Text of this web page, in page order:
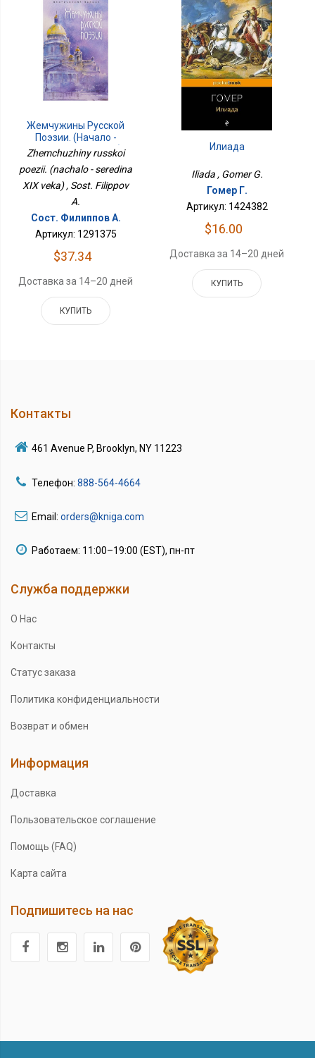
Жемчужины Русской
Поэзии. (начало -
Середина XIX Века)
Zhemchuzhiny russkoi
poezii. (nachalo - seredina
XIX veka) , Sost. Filippov
A.
Сост. Филиппов А.
Артикул: 1291375
$37.34
Доставка за 14–20 дней
КУПИТЬ
Илиада
Iliada , Gomer G.
Гомер Г.
Артикул: 1424382
$16.00
Доставка за 14–20 дней
КУПИТЬ
Контакты
461 Avenue P, Brooklyn, NY 11223
Телефон: 888-564-4664
Email: orders@kniga.com
Работаем: 11:00–19:00 (EST), пн-пт
Служба поддержки
О Нас
Контакты
Статус заказа
Политика конфиденциальности
Возврат и обмен
Информация
Доставка
Пользовательское соглашение
Помощь (FAQ)
Карта сайта
Подпишитесь на нас